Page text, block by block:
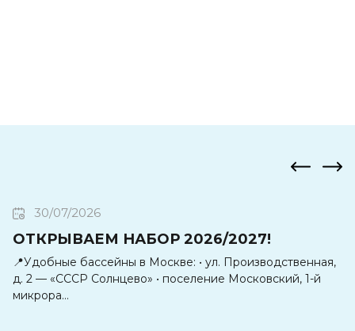
30/07/2026
ОТКРЫВАЕМ НАБОР 2026/2027!
📍Удобные бассейны в Москве: • ул. Производственная,
д. 2 — «СССР Солнцево» • поселение Московский, 1-й
микрора...